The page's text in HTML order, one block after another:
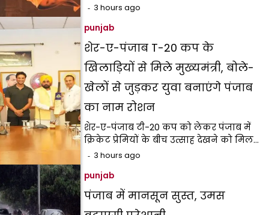
3 hours ago
punjab
शेर-ए-पंजाब T-20 कप के
खिलाड़ियों से मिले मुख्यमंत्री, बोले-
खेलों से जुड़कर युवा बनाएंगे पंजाब
का नाम रोशन
शेर-ए-पंजाब टी-20 कप को लेकर पंजाब में
क्रिकेट प्रेमियों के बीच उत्साह देखने को मिल…
3 hours ago
punjab
पंजाब में मानसून सुस्त, उमस